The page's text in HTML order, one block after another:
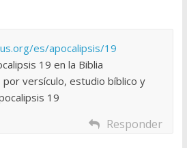
es/apocalipsis/19
19 en la Biblia
por versículo, estudio bíblico y
19
Responder